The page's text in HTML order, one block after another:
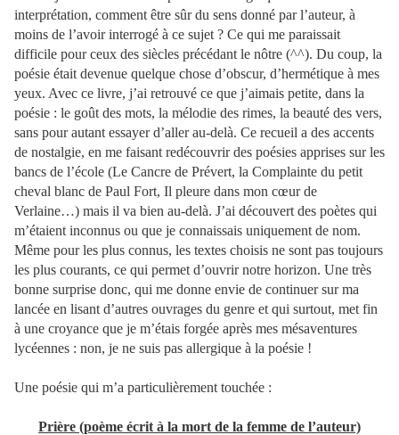
interprétation, comment être sûr du sens donné par l’auteur, à
moins de l’avoir interrogé à ce sujet ? Ce qui me paraissait
difficile pour ceux des siècles précédant le nôtre (^^). Du coup, la
poésie était devenue quelque chose d’obscur, d’hermétique à mes
yeux. Avec ce livre, j’ai retrouvé ce que j’aimais petite, dans la
poésie : le goût des mots, la mélodie des rimes, la beauté des vers,
sans pour autant essayer d’aller au-delà. Ce recueil a des accents
de nostalgie, en me faisant redécouvrir des poésies apprises sur les
bancs de l’école (Le Cancre de Prévert, la Complainte du petit
cheval blanc de Paul Fort, Il pleure dans mon cœur de
Verlaine…) mais il va bien au-delà. J’ai découvert des poètes qui
m’étaient inconnus ou que je connaissais uniquement de nom.
Même pour les plus connus, les textes choisis ne sont pas toujours
les plus courants, ce qui permet d’ouvrir notre horizon. Une très
bonne surprise donc, qui me donne envie de continuer sur ma
lancée en lisant d’autres ouvrages du genre et qui surtout, met fin
à une croyance que je m’étais forgée après mes mésaventures
lycéennes : non, je ne suis pas allergique à la poésie !
Une poésie qui m’a particulièrement touchée :
Prière (poème écrit à la mort de la femme de l’auteur)